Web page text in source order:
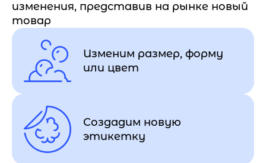
изменения, представив на рынке новый
товар
Изменим размер, форму
или цвет
Создадим новую
этикетку